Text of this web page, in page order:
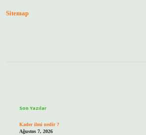
Sitemap
Son Yazılar
Kader ilmi nedir ?
Ağustos 7, 2026